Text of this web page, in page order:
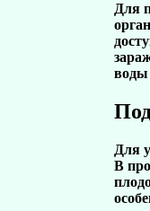
Для
воды
Для
В